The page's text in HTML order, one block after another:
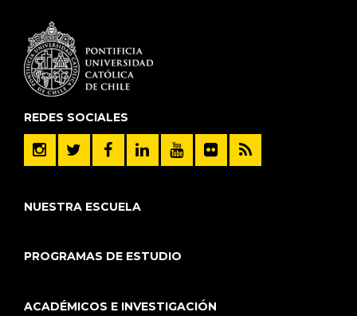
REDES SOCIALES
NUESTRA ESCUELA
PROGRAMAS DE ESTUDIO
ACADÉMICOS E INVESTIGACIÓN